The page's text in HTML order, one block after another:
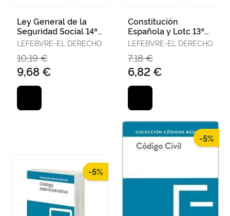
Ley General de la
Seguridad Social 14ª
Edc. 2025
LEFEBVRE-EL DERECHO
10,19 €
9,68 €
Constitución
Española y Lotc 13ª
Edc. 2025
LEFEBVRE-EL DERECHO
7,18 €
6,82 €
-5%
-5%